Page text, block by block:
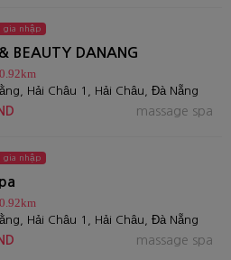
gia nhập
BEAUTY DANANG
0.92km
Hải Châu 1, Hải Châu, Đà Nẵng
massage spa
gia nhập
0.92km
Hải Châu 1, Hải Châu, Đà Nẵng
massage spa